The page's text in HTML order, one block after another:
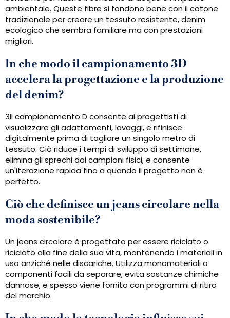
ambientale. Queste fibre si fondono bene con il cotone
tradizionale per creare un tessuto resistente, denim
ecologico che sembra familiare ma con prestazioni
migliori.
In che modo il campionamento 3D
accelera la progettazione e la produzione
del denim?
3Il campionamento D consente ai progettisti di
visualizzare gli adattamenti, lavaggi, e rifinisce
digitalmente prima di tagliare un singolo metro di
tessuto. Ciò riduce i tempi di sviluppo di settimane,
elimina gli sprechi dai campioni fisici, e consente
un'iterazione rapida fino a quando il progetto non è
perfetto.
Ciò che definisce un jeans circolare nella
moda sostenibile?
Un jeans circolare è progettato per essere riciclato o
riciclato alla fine della sua vita, mantenendo i materiali in
uso anziché nelle discariche. Utilizza monomateriali o
componenti facili da separare, evita sostanze chimiche
dannose, e spesso viene fornito con programmi di ritiro
del marchio.